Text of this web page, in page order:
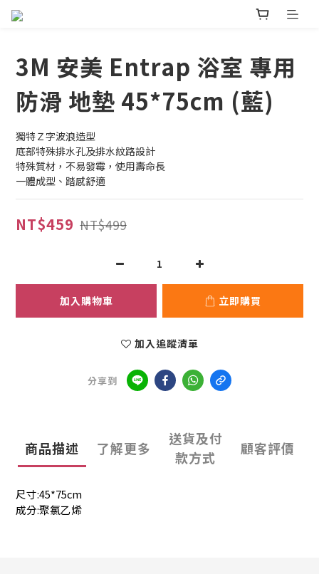
3M 安美 Entrap 浴室 專用
防滑 地墊 45*75cm (藍)
獨特Ｚ字波浪造型
底部特殊排水孔及排水紋路設計
特殊質材，不易發霉，使用壽命長
一體成型、踏感舒適
NT$459 NT$499
加入購物車 立即購買
加入追蹤清單
分享到
商品描述 了解更多
送貨及付
款方式
顧客評價
尺寸:45*75cm
成分:聚氯乙烯